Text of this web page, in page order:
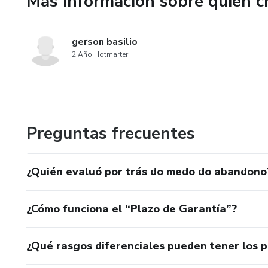
Você não precisa passar por
sempre.
**Sua reconstrução começa
---
gerson basilio
2 Año Hotmarter
Preguntas frecuentes
¿Quién evaluó por trás do medo do
¿Cómo funciona el “Plazo de Garantía”?
¿Qué rasgos diferenciales pueden tener los